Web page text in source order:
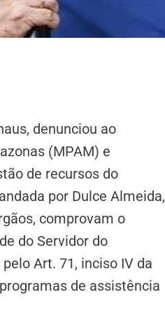
denunciou ao
(MPAM) e
de recursos do
por Dulce Almeida,
comprovam o
do Servidor do
Art. 71, inciso IV da
de assistência